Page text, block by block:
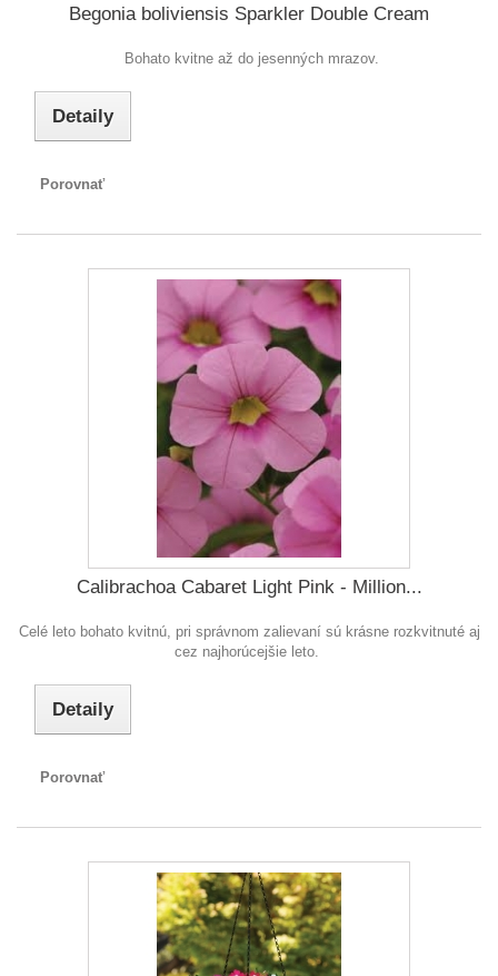
Begonia boliviensis Sparkler Double Cream
Bohato kvitne až do jesenných mrazov.
Detaily
Porovnať
Calibrachoa Cabaret Light Pink - Million...
Celé leto bohato kvitnú, pri správnom zalievaní sú krásne rozkvitnuté aj
cez najhorúcejšie leto.
Detaily
Porovnať